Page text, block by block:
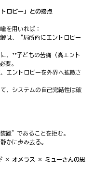
ロピー」との接点
を用いれば：
は、“局所的にエントロピー
、**子どもの苦痛（高エント
要。
、エントロピーを外界へ拡散さ
、システムの自己完結性は破
置”であることを拒む。
かに歩み去る。
× オメラス × ミューさんの思